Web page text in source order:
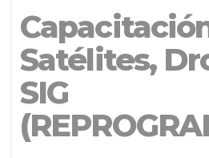
Satélites,
SIG